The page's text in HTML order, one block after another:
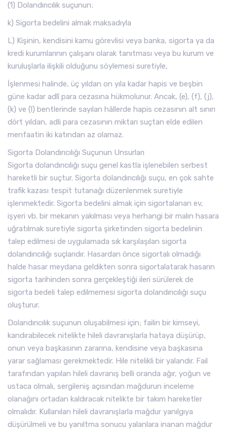
(1) Dolandırıcılık suçunun;
k) Sigorta bedelini almak maksadıyla
L) Kişinin, kendisini kamu görevlisi veya banka, sigorta ya da
kredi kurumlarının çalışanı olarak tanıtması veya bu kurum ve
kuruluşlarla ilişkili olduğunu söylemesi suretiyle,
İşlenmesi halinde, üç yıldan on yıla kadar hapis ve beşbin
güne kadar adlî para cezasına hükmolunur. Ancak, (e), (f), (j),
(k) ve (l) bentlerinde sayılan hâllerde hapis cezasının alt sınırı
dört yıldan, adli para cezasının miktarı suçtan elde edilen
menfaatin iki katından az olamaz.
Sigorta Dolandırıcılığı Suçunun Unsurları
Sigorta dolandırıcılığı suçu genel kastla işlenebilen serbest
hareketli bir suçtur. Sigorta dolandırıcılığı suçu, en çok sahte
trafik kazası tespit tutanağı düzenlenmek suretiyle
işlenmektedir. Sigorta bedelini almak için sigortalanan ev,
işyeri vb. bir mekanın yakılması veya herhangi bir malın hasara
uğratılmak suretiyle sigorta şirketinden sigorta bedelinin
talep edilmesi de uygulamada sık karşılaşılan sigorta
dolandırıcılığı suçlarıdır. Hasardan önce sigortalı olmadığı
halde hasar meydana geldikten sonra sigortalatarak hasarın
sigorta tarihinden sonra gerçekleştiği ileri sürülerek de
sigorta bedeli talep edilmemesi sigorta dolandırıcılığı suçu
oluşturur.
Dolandırıcılık suçunun oluşabilmesi için; failin bir kimseyi,
kandırabilecek nitelikte hileli davranışlarla hataya düşürüp,
onun veya başkasının zararına, kendisine veya başkasına
yarar sağlaması gerekmektedir. Hile nitelikli bir yalandır. Fail
tarafından yapılan hileli davranış belli oranda ağır, yoğun ve
ustaca olmalı, sergileniş açısından mağdurun inceleme
olanağını ortadan kaldıracak nitelikte bir takım hareketler
olmalıdır. Kullanılan hileli davranışlarla mağdur yanılgıya
düşürülmeli ve bu yanıltma sonucu yalanlara inanan mağdur